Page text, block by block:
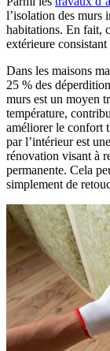
l’isolation des murs
habitations. En fait,
extérieure
Dans les maisons
25 % des
murs est un moyen
température,
améliorer le confort
par l’intérieur est
rénovation visant à
permanente. Cela
simplement de